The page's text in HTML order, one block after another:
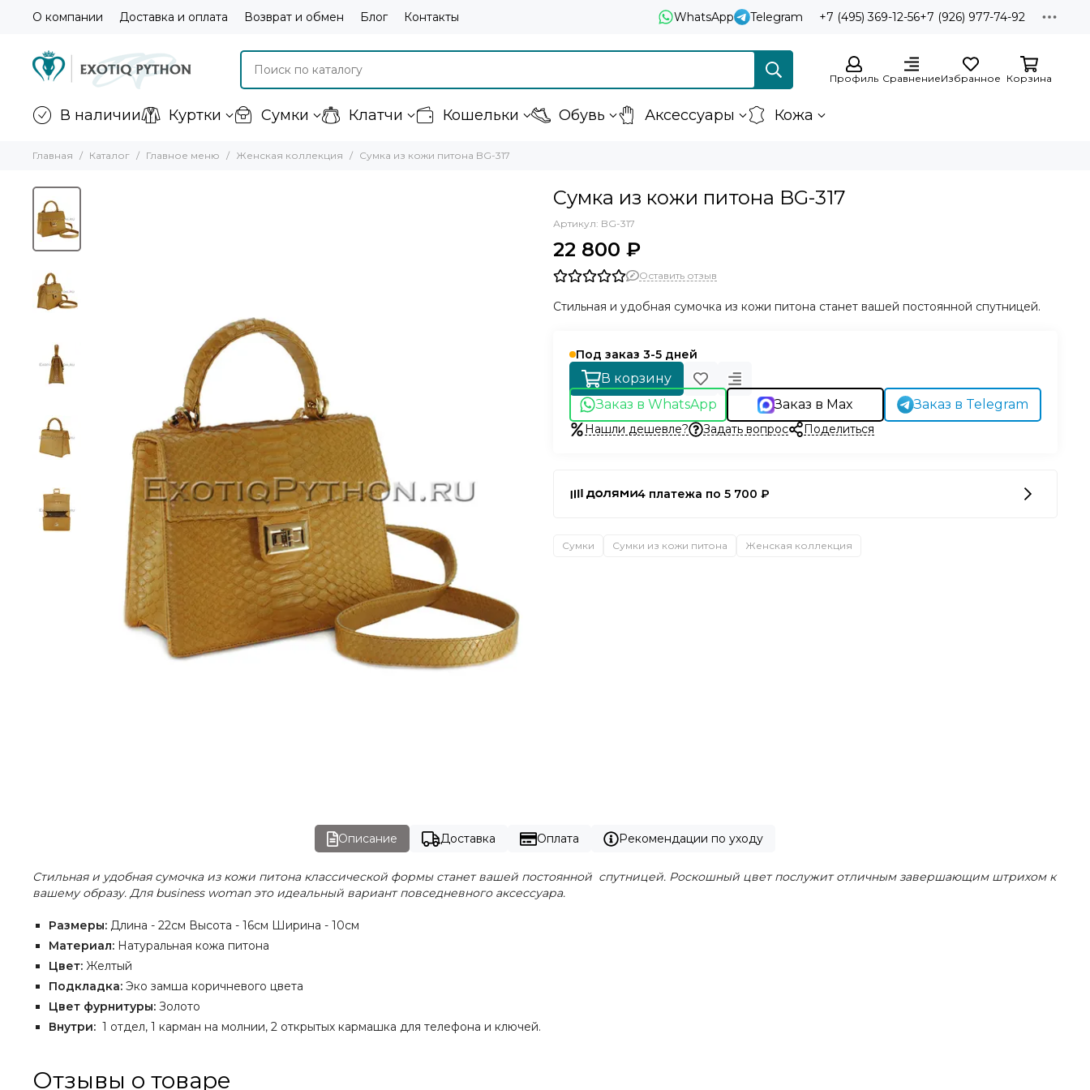
О компании Доставка и оплата Возврат и обмен Блог Контакты WhatsApp Telegram +7 (495) 369-12-56+7 (926) 977-74-92
Профиль СравнениеИзбранное Корзина
В наличии Куртки Сумки Клатчи Кошельки Обувь Аксессуары Кожа
Главная Каталог Главное меню Женская коллекция Сумка из кожи питона BG-317
Сумка из кожи питона BG-317
Артикул: BG-317
22 800 ₽
Оставить отзыв
Стильная и удобная сумочка из кожи питона станет вашей постоянной спутницей.
Под заказ 3-5 дней
В корзину
Заказ в WhatsApp
Заказ в Max Заказ в Telegram
Нашли дешевле? Задать вопрос Поделиться
4 платежа по 5 700 ₽
Сумки Сумки из кожи питона Женская коллекция
Описание Доставка Оплата Рекомендации по уходу
Стильная и удобная сумочка из кожи питона классической формы станет вашей постоянной спутницей. Роскошный цвет послужит отличным завершающим штрихом к
вашему образу. Для business woman это идеальный вариант повседневного аксессуара.
Размеры: Длина - 22см Высота - 16см Ширина - 10см
Материал: Натуральная кожа питона
Цвет: Желтый
Подкладка: Эко замша коричневого цвета
Цвет фурнитуры: Золото
Внутри: 1 отдел, 1 карман на молнии, 2 открытых кармашка для телефона и ключей.
Отзывы о товаре